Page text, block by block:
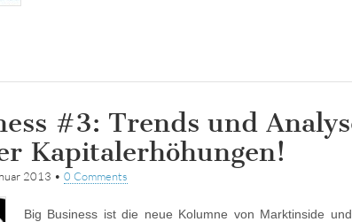
#3: Trends und
Kapitalerhöhungen!
2013 • 0 Comments
Big Business ist die neue Kolumne von Marktinside